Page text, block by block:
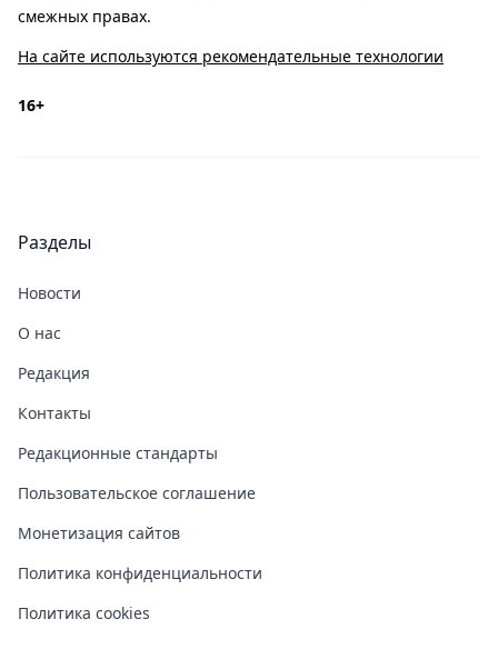
смежных правах.
На сайте используются рекомендательные технологии
16+
Разделы
Новости
О нас
Редакция
Контакты
Редакционные стандарты
Пользовательское соглашение
Монетизация сайтов
Политика конфиденциальности
Политика cookies